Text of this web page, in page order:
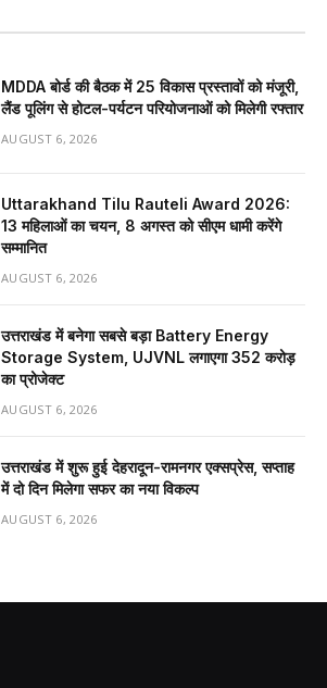
MDDA बोर्ड की बैठक में 25 विकास प्रस्तावों को मंजूरी,
लैंड पूलिंग से होटल-पर्यटन परियोजनाओं को मिलेगी रफ्तार
AUGUST 6, 2026
Uttarakhand Tilu Rauteli Award 2026:
13 महिलाओं का चयन, 8 अगस्त को सीएम धामी करेंगे
सम्मानित
AUGUST 6, 2026
उत्तराखंड में बनेगा सबसे बड़ा Battery Energy
Storage System, UJVNL लगाएगा 352 करोड़
का प्रोजेक्ट
AUGUST 6, 2026
उत्तराखंड में शुरू हुई देहरादून-रामनगर एक्सप्रेस, सप्ताह
में दो दिन मिलेगा सफर का नया विकल्प
AUGUST 6, 2026